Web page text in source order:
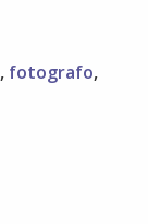
, fotografo,